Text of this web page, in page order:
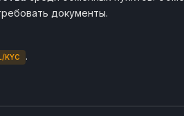
документы.
KYC
.